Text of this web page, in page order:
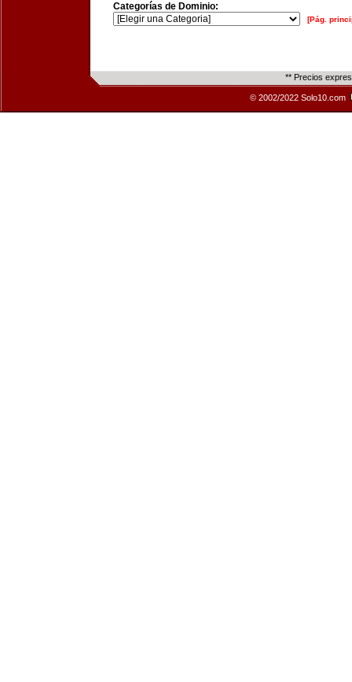
Categorías de Dominio:
[Pág.
** Precios
© 2002/2022 Solo10.com